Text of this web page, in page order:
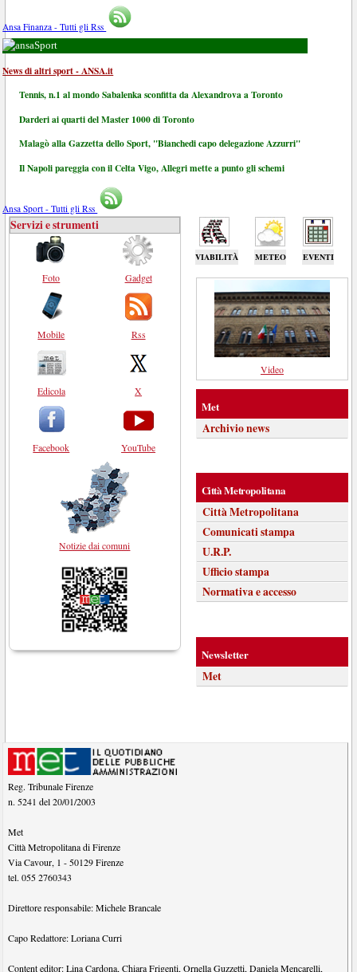
Ansa Finanza - Tutti gli Rss
Sport
News di altri sport - ANSA.it
Tennis, n.1 al mondo Sabalenka sconfitta da Alexandrova a Toronto
Darderi ai quarti del Master 1000 di Toronto
Malagò alla Gazzetta dello Sport, "Bianchedi capo delegazione Azzurri"
Il Napoli pareggia con il Celta Vigo, Allegri mette a punto gli schemi
Ansa Sport - Tutti gli Rss
VIABILITÀ METEO EVENTI
Servizi e strumenti
Foto
Mobile
Edicola
Facebook
Gadget
Rss
X
YouTube
Notizie dai comuni
Video
Met
Archivio news
Città Metropolitana
Città Metropolitana
Comunicati stampa
U.R.P.
Ufficio stampa
Normativa e accesso
Newsletter
Met
Reg. Tribunale Firenze
n. 5241 del 20/01/2003
Met
Città Metropolitana di Firenze
Via Cavour, 1 - 50129 Firenze
tel.055 2760343
Direttore responsabile:Michele Brancale
Capo Redattore:Loriana Curri
Content editor:Lina Cardona,Chiara Frigenti,Ornella Guzzetti,Daniela Mencarelli,